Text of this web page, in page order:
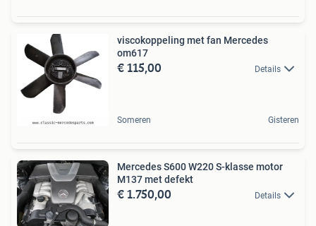
viscokoppeling met fan Mercedes
om617
€ 115,00 Details
Someren Gisteren
Mercedes S600 W220 S-klasse motor
M137 met defekt
€ 1.750,00 Details